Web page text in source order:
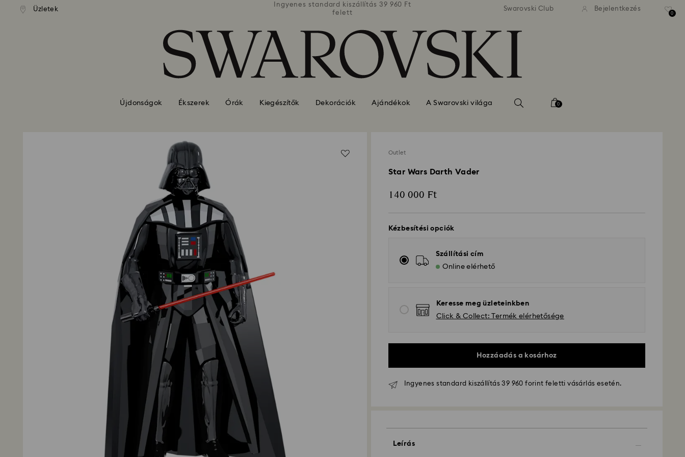
Hozzáférési-kulcs lista
Üzletek
kiszállítás 39 960 Ft
felett
Ingyenes standard kiszállítás 39 960 Ft
felett
Ingyenes standard kiszállítás 39 960 Ft
felett
Ingyenes standard kiszállítás
felett
Swarovski Club Bejelentkezés
0
Újdonságok Ékszerek Órák Kiegészítők Dekorációk Ajándékok A Swarovski világa 0
Outlet
Star Wars Darth Vader
140 000 Ft
Kézbesítési opciók
Szállítási cím
Online elérhető
Keresse meg üzleteinkben
Click & Collect: Termék elérhetősége
Hozzáadás a kosárhoz
Ingyenes standard kiszállítás 39 960 forint feletti vásárlás esetén.
Leírás
A hétfőtől péntekig 10:00 óráig leadott megrendeléseket még aznap